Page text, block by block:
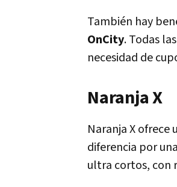
También hay
OnCity. Todas
necesidad de
Naranja X
Naranja X ofrece
diferencia por
ultra cortos, con